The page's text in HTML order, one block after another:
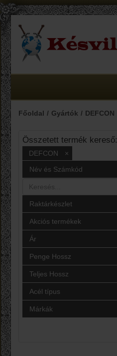
Főoldal
Gyártók DEFCON
Összetett termék kereső:
DEFCON
×
Név és Számkód
Raktárkészlet
Akciós termékek
Ár
Penge Hossz
Teljes Hossz
Acél típus
Márkák